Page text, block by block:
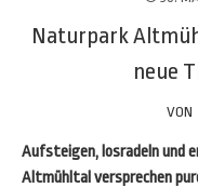
Naturpark
neue
VON
Aufsteigen, losradeln und
Altmühltal versprechen